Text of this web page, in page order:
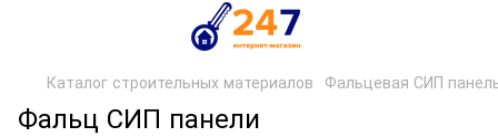
Каталог строительных материалов Фальцевая СИП
Фальц СИП панели